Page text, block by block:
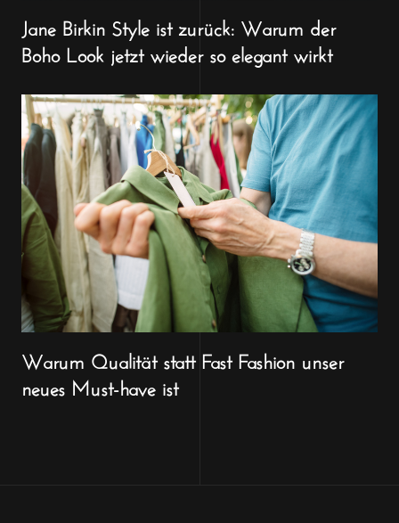
Jane Birkin Style ist zurück: Warum der
Boho Look jetzt wieder so elegant wirkt
Warum Qualität statt Fast Fashion unser
neues Must-have ist